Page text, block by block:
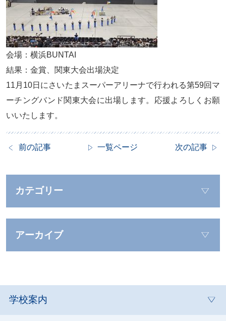
会場：横浜BUNTAI
結果：金賞、関東大会出場決定
11月10日にさいたまスーパーアリーナで行われる第59回マ
ーチングバンド関東大会に出場します。応援よろしくお願
いいたします。
前の記事 一覧ページ 次の記事
カテゴリー
アーカイブ
学校案内